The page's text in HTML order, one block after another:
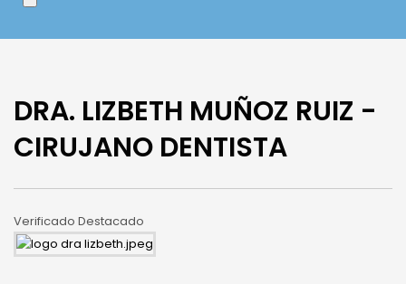
DRA. LIZBETH MUÑOZ RUIZ -
CIRUJANO DENTISTA
Verificado Destacado